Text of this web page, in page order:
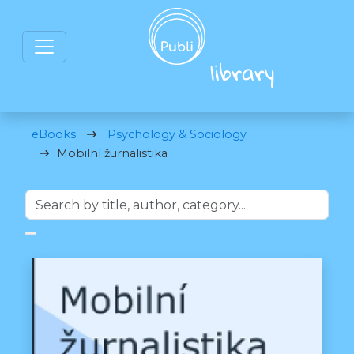
eBooks
Psychology & Sociology
Mobilní žurnalistika